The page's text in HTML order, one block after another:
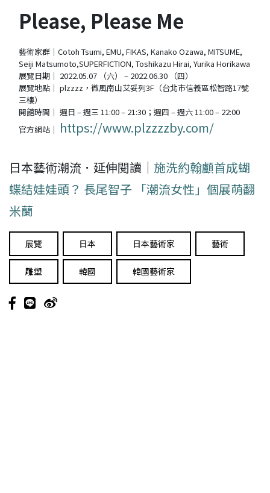
Please, Please Me
藝術家群｜Cotoh Tsumi, EMU, FIKAS, Kanako Ozawa, MITSUME,
Seiji Matsumoto,SUPERFICTION, Toshikazu Hirai, Yurika Horikawa
展覽日期｜ 2022.05.07 （六） – 2022.06.30 （四）
展覽地點｜ plzzzz，微風南山艾妥列3F（台北市信義區松智路17號
三樓）
開館時間｜ 週日 – 週三 11:00 – 21:30；週四 – 週六 11:00 – 22:00
官方網站｜ https://www.plzzzzby.com/
日本藝術潮流．延伸閱讀｜ 施洗約翰顱首成蝴
蝶結娃娃頭？ 長尾智子 「潮流女性」個展萌翻
米蘭
展覽 日本 日本藝術家 藝術
雕塑 韓國 韓國藝術家